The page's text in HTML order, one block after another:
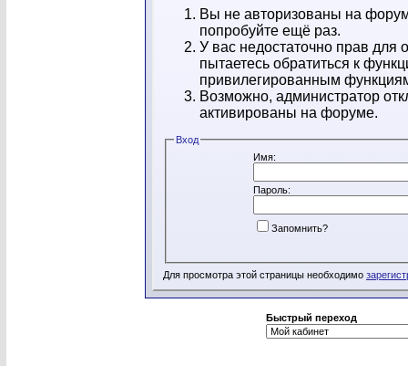
Вы не авторизованы на
попробуйте ещё раз.
У вас недостаточно прав
пытаетесь обратиться к
привилегированным
Возможно, администратор
активированы на форуме.
Вход
Имя:
Пароль:
Запомнить?
Для просмотра этой страницы необходимо
Быстрый переход